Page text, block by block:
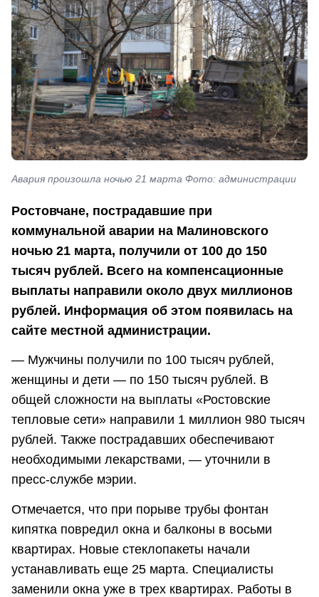
Авария произошла ночью 21 марта Фото: администрации
Ростовчане, пострадавшие при
коммунальной аварии на Малиновского
ночью 21 марта, получили от 100 до 150
тысяч рублей. Всего на компенсационные
выплаты направили около двух миллионов
рублей. Информация об этом появилась на
сайте местной администрации.
— Мужчины получили по 100 тысяч рублей,
женщины и дети — по 150 тысяч рублей. В
общей сложности на выплаты «Ростовские
тепловые сети» направили 1 миллион 980 тысяч
рублей. Также пострадавших обеспечивают
необходимыми лекарствами, — уточнили в
пресс-службе мэрии.
Отмечается, что при порыве трубы фонтан
кипятка повредил окна и балконы в восьми
квартирах. Новые стеклопакеты начали
устанавливать еще 25 марта. Специалисты
заменили окна уже в трех квартирах. Работы в